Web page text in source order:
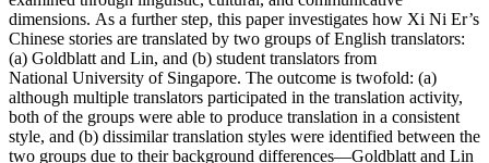
dimensions. As a further step, this paper investigates how Xi Ni Er’s
Chinese stories are translated by two groups of English translators:
(a) Goldblatt and Lin, and (b) student translators from
National University of Singapore. The outcome is twofold: (a)
although multiple translators participated in the translation activity,
both of the groups were able to produce translation in a consistent
style, and (b) dissimilar translation styles were identified between the
two groups due to their background differences—Goldblatt and Lin